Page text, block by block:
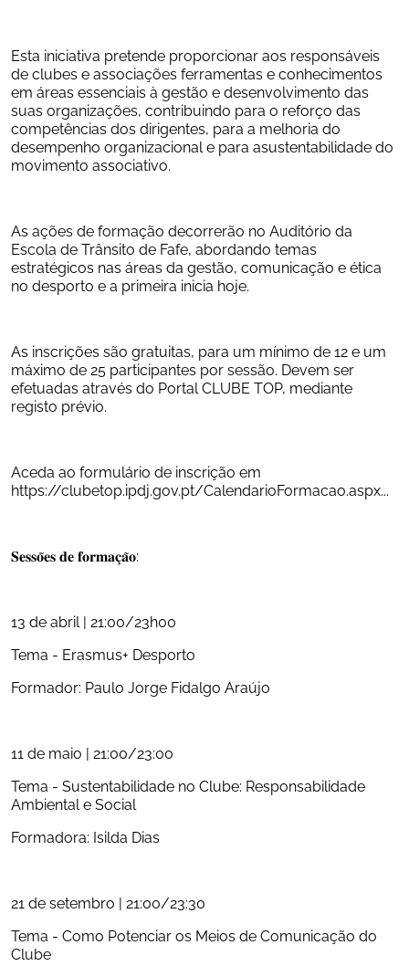
Esta iniciativa pretende proporcionar aos responsáveis
de clubes e associações ferramentas e conhecimentos
em áreas essenciais à gestão e desenvolvimento das
suas organizações, contribuindo para o reforço das
competências dos dirigentes, para a melhoria do
desempenho organizacional e para asustentabilidade do
movimento associativo.
As ações de formação decorrerão no Auditório da
Escola de Trânsito de Fafe, abordando temas
estratégicos nas áreas da gestão, comunicação e ética
no desporto e a primeira inicia hoje.
As inscrições são gratuitas, para um mínimo de 12 e um
máximo de 25 participantes por sessão. Devem ser
efetuadas através do Portal CLUBE TOP, mediante
registo prévio.
https://clubetop.ipdj.gov.pt/CalendarioFormacao.aspx...
𝐒𝐞𝐬𝐬𝐨̃𝐞𝐬 𝐝𝐞 𝐟𝐨𝐫𝐦𝐚𝐜̧𝐚̃𝐨:
13 de abril | 21:00/23h00
Tema - Erasmus+ Desporto
Formador: Paulo Jorge Fidalgo Araújo
11 de maio | 21:00/23:00
Tema - Sustentabilidade no Clube: Responsabilidade
Ambiental e Social
Formadora: Isilda Dias
21 de setembro | 21:00/23:30
Tema - Como Potenciar os Meios de Comunicação do
Clube